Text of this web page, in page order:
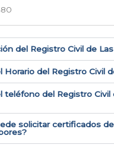
del Registro Civil de
Horario del Registro Civil
teléfono del Registro Civil
solicitar certificados